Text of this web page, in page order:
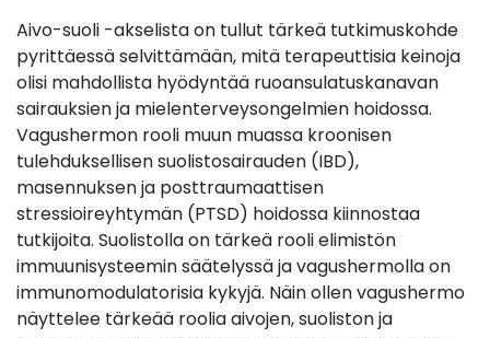
Aivo-suoli -akselista on tullut tärkeä tutkimuskohde
pyrittäessä selvittämään, mitä terapeuttisia keinoja
olisi mahdollista hyödyntää ruoansulatuskanavan
sairauksien ja mielenterveysongelmien hoidossa.
Vagushermon rooli muun muassa kroonisen
tulehduksellisen suolistosairauden (IBD),
masennuksen ja posttraumaattisen
stressioireyhtymän (PTSD) hoidossa kiinnostaa
tutkijoita. Suolistolla on tärkeä rooli elimistön
immuunisysteemin säätelyssä ja vagushermolla on
immunomodulatorisia kykyjä. Näin ollen vagushermo
näyttelee tärkeää roolia aivojen, suoliston ja